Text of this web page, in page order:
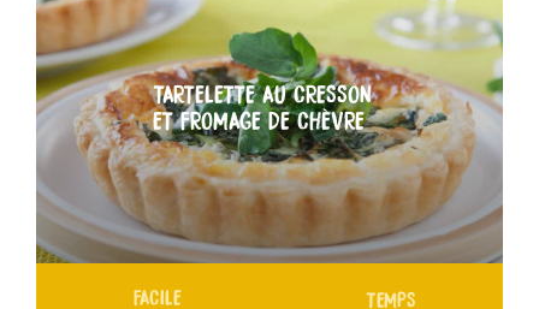
TARTELETTE AU CRESSON
ET FROMAGE DE CHÈVRE
FACILE TEMPS